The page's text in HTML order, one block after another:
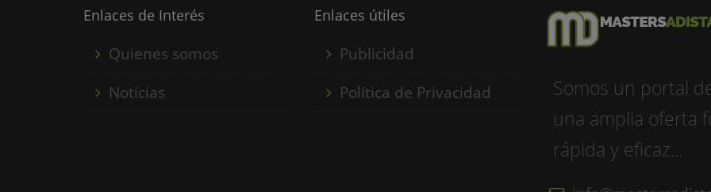
Virtual. - Tutorías personalizadas. - Formación
práctica, eficaz y rigurosa. - Metodología basada
Enlaces de Interés
Quienes somos
Noticias
Enlaces útiles
Publicidad
Política de Privacidad
Somos un portal
una amplia oferta
rápida y eficaz...